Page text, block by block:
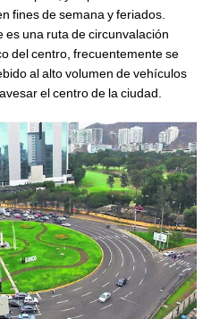
fines de semana y feriados.
es una ruta de circunvalación
del centro, frecuentemente se
al alto volumen de vehículos
el centro de la ciudad.